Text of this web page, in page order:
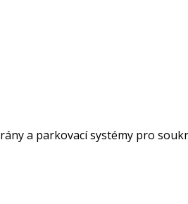
a parkovací systémy pro